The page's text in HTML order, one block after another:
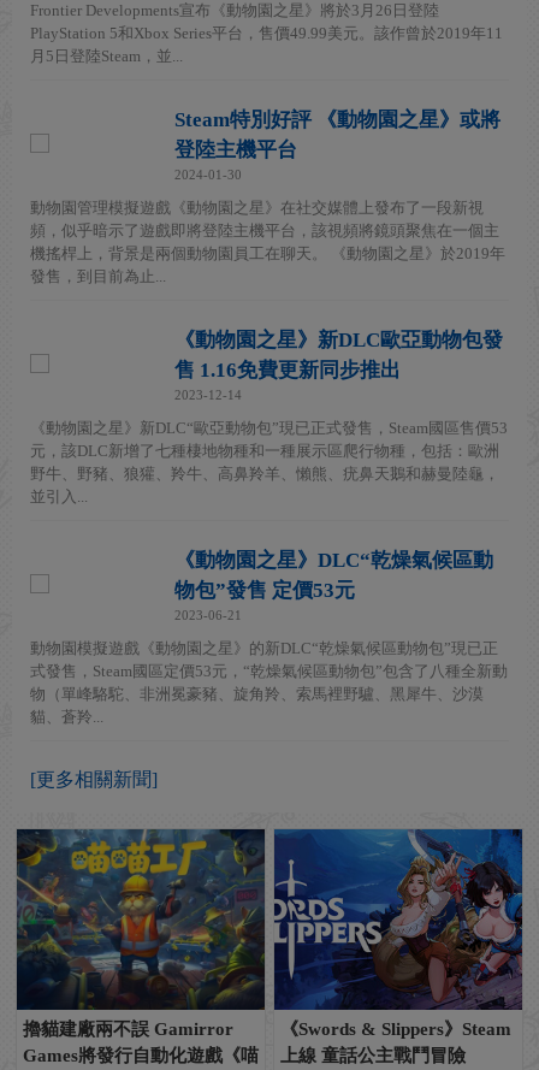
Frontier Developments宣布《動物園之星》將於3月26日登陸
PlayStation 5和Xbox Series平台，售價49.99美元。該作曾於2019年11
月5日登陸Steam，並...
Steam特別好評 《動物園之星》或將
登陸主機平台
2024-01-30
動物園管理模擬遊戲《動物園之星》在社交媒體上發布了一段新視
頻，似乎暗示了遊戲即將登陸主機平台，該視頻將鏡頭聚焦在一個主
機搖桿上，背景是兩個動物園員工在聊天。 《動物園之星》於2019年
發售，到目前為止...
《動物園之星》新DLC歐亞動物包發
售 1.16免費更新同步推出
2023-12-14
《動物園之星》新DLC“歐亞動物包”現已正式發售，Steam國區售價53
元，該DLC新增了七種棲地物種和一種展示區爬行物種，包括：歐洲
野牛、野豬、狼獾、羚牛、高鼻羚羊、懶熊、疣鼻天鵝和赫曼陸龜，
並引入...
《動物園之星》DLC“乾燥氣候區動
物包”發售 定價53元
2023-06-21
動物園模擬遊戲《動物園之星》的新DLC“乾燥氣候區動物包”現已正
式發售，Steam國區定價53元，“乾燥氣候區動物包”包含了八種全新動
物（單峰駱駝、非洲冕豪豬、旋角羚、索馬裡野驢、黑犀牛、沙漠
貓、蒼羚...
[更多相關新聞]
擼貓建廠兩不誤 Gamirror
Games將發行自動化遊戲《喵
《Swords & Slippers》Steam
上線 童話公主戰鬥冒險